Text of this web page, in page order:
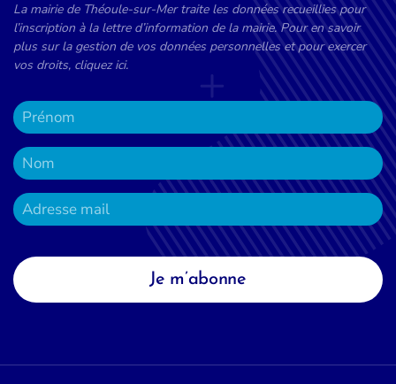
La mairie de Théoule-sur-Mer traite les données recueillies pour
l’inscription à la lettre d’information de la mairie. Pour en savoir
plus sur la gestion de vos données personnelles et pour exercer
vos droits, cliquez ici.
Je m’abonne